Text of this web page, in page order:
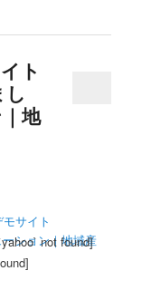
ト
し
地
not found]